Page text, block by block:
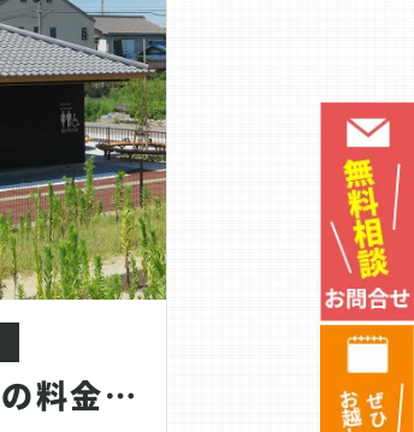
屋根葺き替え│和瓦葺の料金プラン